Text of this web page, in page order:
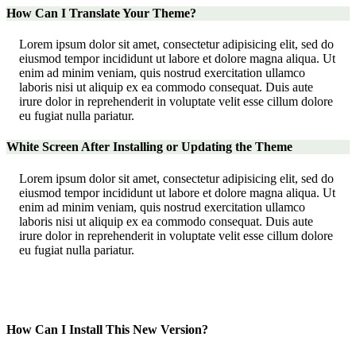
How Can I Translate Your Theme?
Lorem ipsum dolor sit amet, consectetur adipisicing elit, sed do
eiusmod tempor incididunt ut labore et dolore magna aliqua. Ut
enim ad minim veniam, quis nostrud exercitation ullamco
laboris nisi ut aliquip ex ea commodo consequat. Duis aute
irure dolor in reprehenderit in voluptate velit esse cillum dolore
eu fugiat nulla pariatur.
White Screen After Installing or Updating the Theme
Lorem ipsum dolor sit amet, consectetur adipisicing elit, sed do
eiusmod tempor incididunt ut labore et dolore magna aliqua. Ut
enim ad minim veniam, quis nostrud exercitation ullamco
laboris nisi ut aliquip ex ea commodo consequat. Duis aute
irure dolor in reprehenderit in voluptate velit esse cillum dolore
eu fugiat nulla pariatur.
How Can I Install This New Version?